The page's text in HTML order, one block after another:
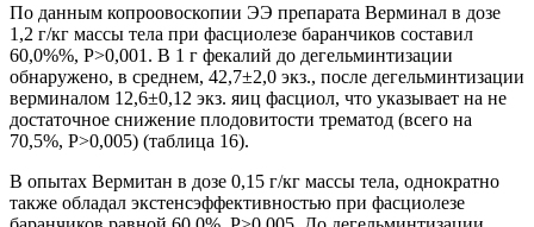
По данным копроовоскопии ЭЭ препарата Верминал в дозе
1,2 г/кг массы тела при фасциолезе баранчиков составил
60,0%%, Р>0,001. В 1 г фекалий до дегельминтизации
обнаружено, в среднем, 42,7±2,0 экз., после дегельминтизации
верминалом 12,6±0,12 экз. яиц фасциол, что указывает на не
достаточное снижение плодовитости трематод (всего на
70,5%, Р>0,005) (таблица 16).
В опытах Вермитан в дозе 0,15 г/кг массы тела, однократно
также обладал экстенсэффективностью при фасциолезе